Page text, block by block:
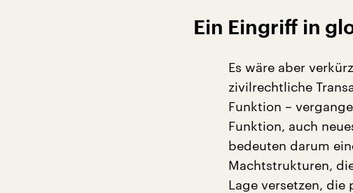
Ein Eingriff in
Es wäre aber
zivilrechtliche
Funktion –
Funktion, auch
bedeuten darum
Machtstrukturen,
Lage versetzen, die